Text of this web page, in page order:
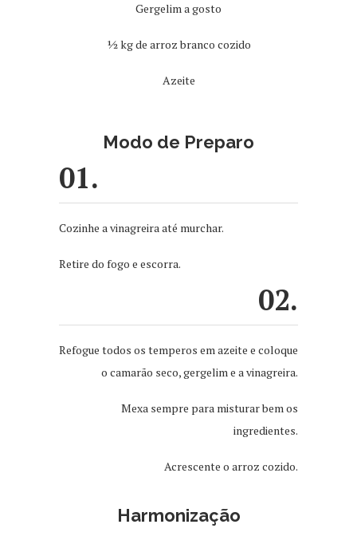
Gergelim a gosto
½ kg de arroz branco cozido
Azeite
Modo de Preparo
01.
Cozinhe a vinagreira até murchar.
Retire do fogo e escorra.
02.
Refogue todos os temperos em azeite e coloque
o camarão seco, gergelim e a vinagreira.
Mexa sempre para misturar bem os
ingredientes.
Acrescente o arroz cozido.
Harmonização